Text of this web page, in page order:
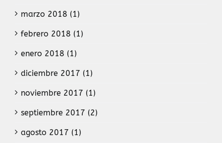
marzo 2018 (1)
febrero 2018 (1)
enero 2018 (1)
diciembre 2017 (1)
noviembre 2017 (1)
septiembre 2017 (2)
agosto 2017 (1)